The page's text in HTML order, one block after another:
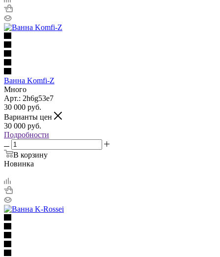
Ванна Komfi-Z
Много
Арт.: 2h6g53е7
30 000 руб.
Варианты цен
30 000 руб.
Подробности
В корзину
Новинка